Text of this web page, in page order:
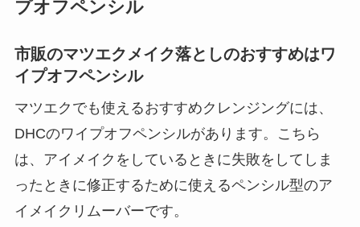
プオフペンシル
市販のマツエクメイク落としのおすすめはワ
イプオフペンシル
マツエクでも使えるおすすめクレンジングには、
DHCのワイプオフペンシルがあります。こちら
は、アイメイクをしているときに失敗をしてしま
ったときに修正するために使えるペンシル型のア
イメイクリムーバーです。